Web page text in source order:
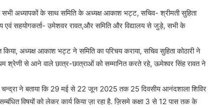
अध्यापकों के साथ समिति के अध्यक्ष आकाश भट्ट, सचिव- श्रीमती सुहिता
एवं सहयोगकर्ता- उमेशवर रावत,और समिति और विद्यालय से जुड़े, सभी के
अध्यक्ष आकाश भट्ट ने समिति का परिचय कराया, सचिव सुहिता कोठारी ने
श्रेणी से आने वाले छात्र-छात्राओं को सम्मानित करते रहे, ऊमेश्वर सिंह रावत ने
ने बताया कि 29 मई से 22 जून 2025 तक 25 दिवसीय आनंदशाला शिविर
विषयों को लेकर कार्य किया ज़ा रहा है. ज़िसमे कक्षा 3 से 12 पास तक के